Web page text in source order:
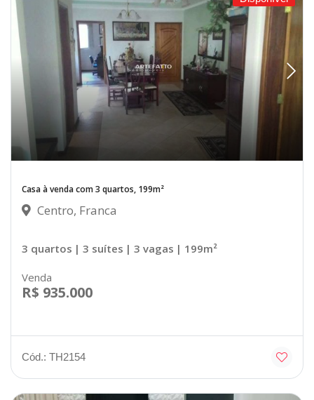
Casa à venda com 3 quartos, 199m²
Centro, Franca
3 quartos | 3 suítes | 3 vagas | 199m²
Venda
R$ 935.000
Cód.: TH2154